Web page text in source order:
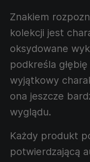
Znakiem
kolekcji jest
oksydowane
podkreśla
wyjątkowy
ona jeszcze
wyglądu.
Każdy produkt
potwierdzającą